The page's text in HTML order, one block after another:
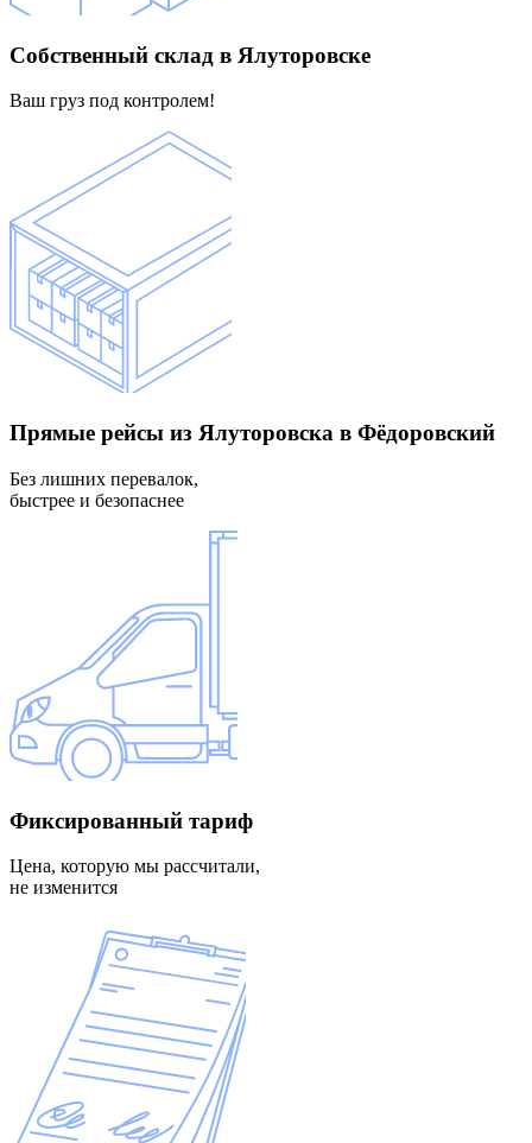
Собственный склад в Ялуторовске
Ваш груз под контролем!
Прямые рейсы из Ялуторовска в Фёдоровский
Без лишних перевалок,
быстрее и безопаснее
Фиксированный тариф
Цена, которую мы рассчитали,
не изменится